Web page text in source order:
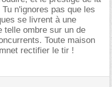
n'ignores pas que les
se livrent à une
telle ombre sur un de
Toute maison
rectifier le tir !